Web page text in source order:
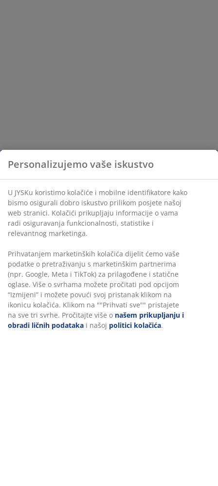
Personalizujemo vaše iskustvo
U JYSKu koristimo kolačiće i mobilne identifikatore kako
bismo osigurali dobro iskustvo prilikom posjete našoj
web stranici. Kolačići prikupljaju informacije o vama
radi osiguravanja funkcionalnosti, statistike i
relevantnog marketinga.
Prihvatanjem marketinških kolačića dijelit ćemo vaše
podatke o pretraživanju s marketinškim partnerima
(npr. Google, Meta i TikTok) za prilagođene i statične
oglase. Više o svrhama možete pročitati pod opcijom
“Izmijeni” i možete povući svoj pristanak klikom na
ikonicu kolačića. Klikom na ""Prihvati sve"" pristajete
na sve tri svrhe. Pročitajte više o našem prikupljanju i
obradi ličnih podataka i našoj politici kolačića.